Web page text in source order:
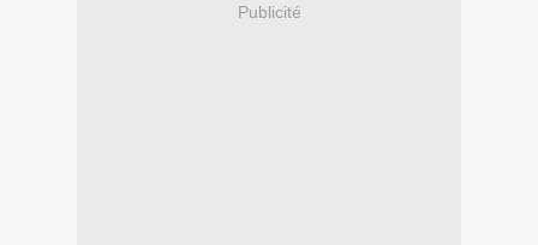
Publicité